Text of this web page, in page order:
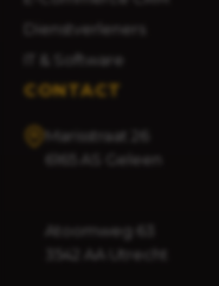
Dienstverleners
IT & Software
CONTACT
Marisstraat 26
6165 AS Geleen
Atoomweg 63
3542 AA Utrecht